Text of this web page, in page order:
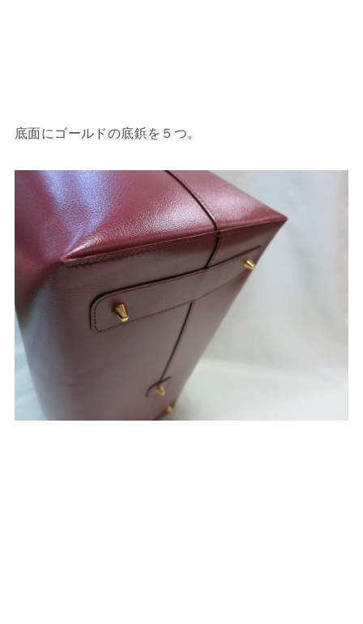
底面にゴールドの底鋲を５つ。